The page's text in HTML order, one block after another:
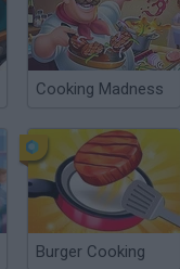
Cooking Madness
Burger Cooking